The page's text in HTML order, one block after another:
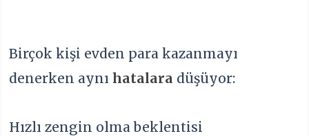
Birçok kişi evden para kazanmayı
denerken aynıhatalara düşüyor:
Hızlı zengin olma beklentisi